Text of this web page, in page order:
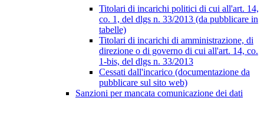
Titolari di incarichi politici di cui all'art. 14,
co. 1, del dlgs n. 33/2013 (da pubblicare in
tabelle)
Titolari di incarichi di amministrazione, di
direzione o di governo di cui all'art. 14, co.
1-bis, del dlgs n. 33/2013
Cessati dall'incarico (documentazione da
pubblicare sul sito web)
Sanzioni per mancata comunicazione dei dati